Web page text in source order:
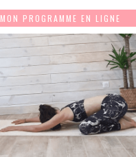
MON PROGRAMME EN LIGNE